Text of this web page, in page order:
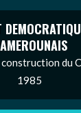
du
1985